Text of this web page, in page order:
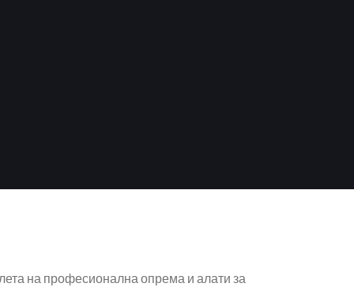
на професионална опрема и алати за